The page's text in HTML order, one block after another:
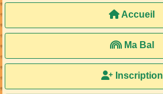
Accueil
Ma Bal
Inscription